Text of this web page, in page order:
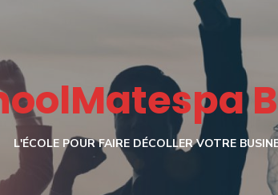
L'ÉCOLE POUR FAIRE DÉCOLLER VOTRE